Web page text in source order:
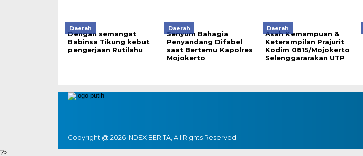
Daerah
Dengan semangat
Babinsa Tikung kebut
pengerjaan Rutilahu
Daerah
Senyum Bahagia
Penyandang Difabel
saat Bertemu Kapolres
Mojokerto
Daerah
Asah Kemampuan &
Keterampilan Prajurit
Kodim 0815/Mojokerto
Selenggararakan UTP
Copyright @ 2026 INDEX BERITA, All Rights Reserved
?>